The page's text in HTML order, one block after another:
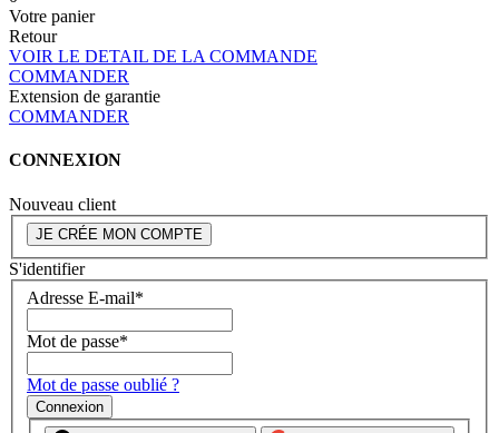
Votre panier
Retour
VOIR LE DETAIL DE LA COMMANDE
COMMANDER
Extension de garantie
COMMANDER
CONNEXION
Nouveau client
JE CRÉE MON COMPTE
S'identifier
Adresse E-mail*
Mot de passe*
Mot de passe oublié ?
Connexion